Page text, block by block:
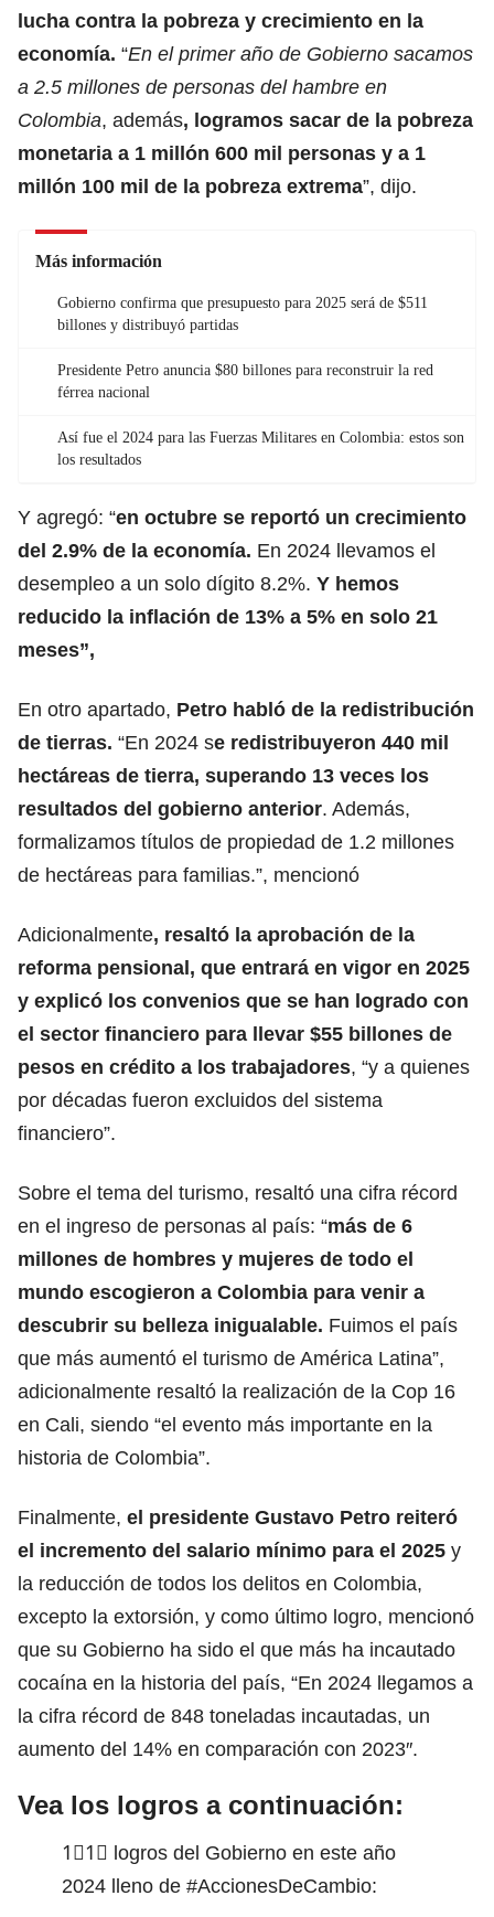
lucha contra la pobreza y crecimiento en la
economía. “En el primer año de Gobierno sacamos
a 2.5 millones de personas del hambre en
Colombia, además, logramos sacar de la pobreza
monetaria a 1 millón 600 mil personas y a 1
millón 100 mil de la pobreza extrema”, dijo.
Más información
Gobierno confirma que presupuesto para 2025 será de $511
billones y distribuyó partidas
Presidente Petro anuncia $80 billones para reconstruir la red
férrea nacional
Así fue el 2024 para las Fuerzas Militares en Colombia: estos son
los resultados
Y agregó: “en octubre se reportó un crecimiento
del 2.9% de la economía. En 2024 llevamos el
desempleo a un solo dígito 8.2%. Y hemos
reducido la inflación de 13% a 5% en solo 21
meses”,
En otro apartado, Petro habló de la redistribución
de tierras. “En 2024 se redistribuyeron 440 mil
hectáreas de tierra, superando 13 veces los
resultados del gobierno anterior. Además,
formalizamos títulos de propiedad de 1.2 millones
de hectáreas para familias.”, mencionó
Adicionalmente, resaltó la aprobación de la
reforma pensional, que entrará en vigor en 2025
y explicó los convenios que se han logrado con
el sector financiero para llevar $55 billones de
pesos en crédito a los trabajadores, “y a quienes
por décadas fueron excluidos del sistema
financiero”.
Sobre el tema del turismo, resaltó una cifra récord
en el ingreso de personas al país: “más de 6
millones de hombres y mujeres de todo el
mundo escogieron a Colombia para venir a
descubrir su belleza inigualable. Fuimos el país
que más aumentó el turismo de América Latina”,
adicionalmente resaltó la realización de la Cop 16
en Cali, siendo “el evento más importante en la
historia de Colombia”.
Finalmente, el presidente Gustavo Petro reiteró
el incremento del salario mínimo para el 2025 y
la reducción de todos los delitos en Colombia,
excepto la extorsión, y como último logro, mencionó
que su Gobierno ha sido el que más ha incautado
cocaína en la historia del país, “En 2024 llegamos a
la cifra récord de 848 toneladas incautadas, un
aumento del 14% en comparación con 2023″.
Vea los logros a continuación:
1⃣1⃣ logros del Gobierno en este año
2024 lleno de #AccionesDeCambio: